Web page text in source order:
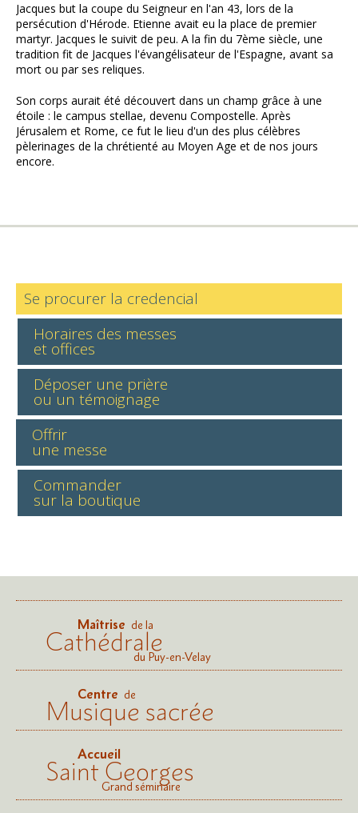
Jacques but la coupe du Seigneur en l'an 43, lors de la
persécution d'Hérode. Etienne avait eu la place de premier
martyr. Jacques le suivit de peu. A la fin du 7ème siècle, une
tradition fit de Jacques l'évangélisateur de l'Espagne, avant sa
mort ou par ses reliques.
Son corps aurait été découvert dans un champ grâce à une
étoile : le campus stellae, devenu Compostelle. Après
Jérusalem et Rome, ce fut le lieu d'un des plus célèbres
pèlerinages de la chrétienté au Moyen Age et de nos jours
encore.
Se procurer la credencial
Horaires des messes
et offices
Déposer une prière
ou un témoignage
Offrir
une messe
Commander
sur la boutique
Maîtrise de la
Cathédraledu Puy-en-Velay
Centre de
Musique sacrée
Accueil
Saint Georges
Grand séminaire